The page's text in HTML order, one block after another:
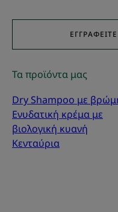
ΕΓΓΡΑΦΕΊΤΕ
Τα προϊόντα μας
Dry Shampoo με
Ενυδατική κρέμα με
βιολογική κυανή
Κενταύρια